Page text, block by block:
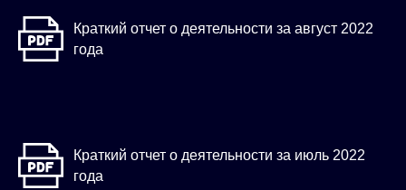
Краткий отчет о деятельности за август 2022
года
Краткий отчет о деятельности за июль 2022
года